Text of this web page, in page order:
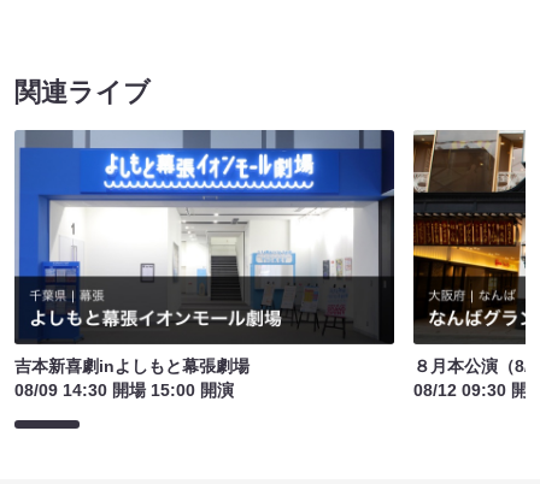
関連ライブ
吉本新喜劇inよしもと幕張劇場
08/09 14:30 開場 15:00 開演
８月本公演（8/
08/12 09:30 開